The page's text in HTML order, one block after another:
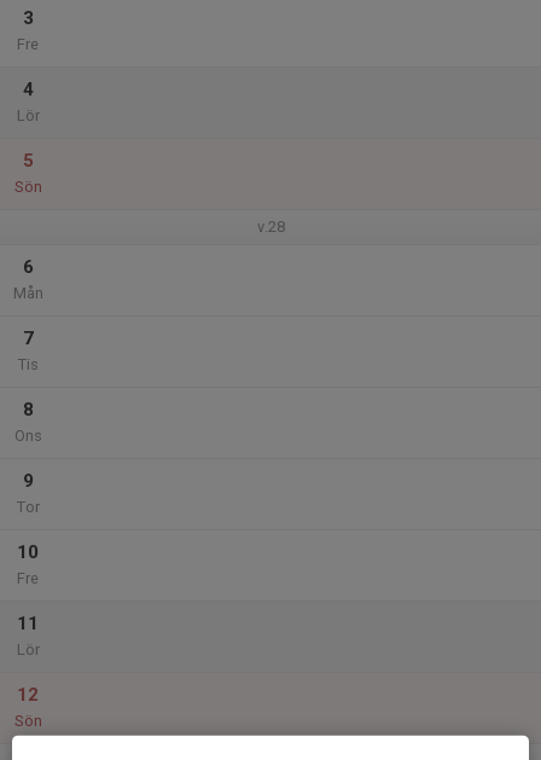
3
Fre
4
Lör
5
Sön
v.28
6
Mån
7
Tis
8
Ons
9
Tor
10
Fre
11
Lör
12
Sön